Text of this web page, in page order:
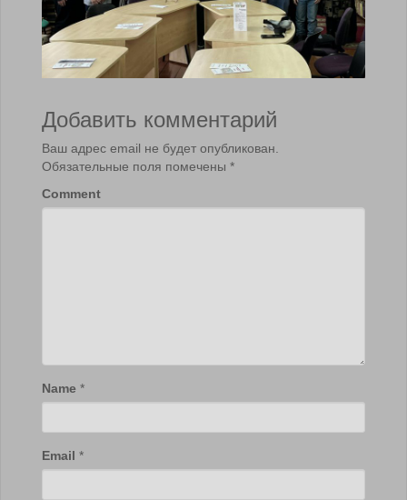
Добавить комментарий
Ваш адрес email не будет опубликован.
Обязательные поля помечены *
Comment
Name *
Email *